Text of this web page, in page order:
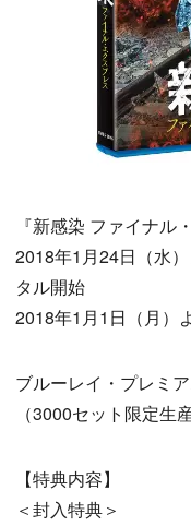
『新感染 ファイナル
2018年1月24日（水
タル開始
2018年1月1日（月）
ブルーレイ・プレミ
（3000セット限定生
【特典内容】
＜封入特典＞